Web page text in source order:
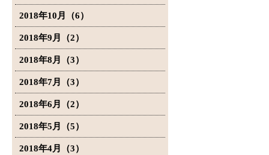
2018年10月（6）
2018年9月（2）
2018年8月（3）
2018年7月（3）
2018年6月（2）
2018年5月（5）
2018年4月（3）